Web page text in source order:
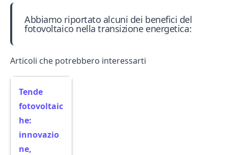
Abbiamo riportato alcuni dei benefici del
fotovoltaico nella transizione energetica:
Articoli che potrebbero interessarti
Tende
fotovoltaic
he:
innovazio
ne,